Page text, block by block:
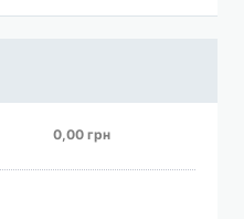
0,00 грн